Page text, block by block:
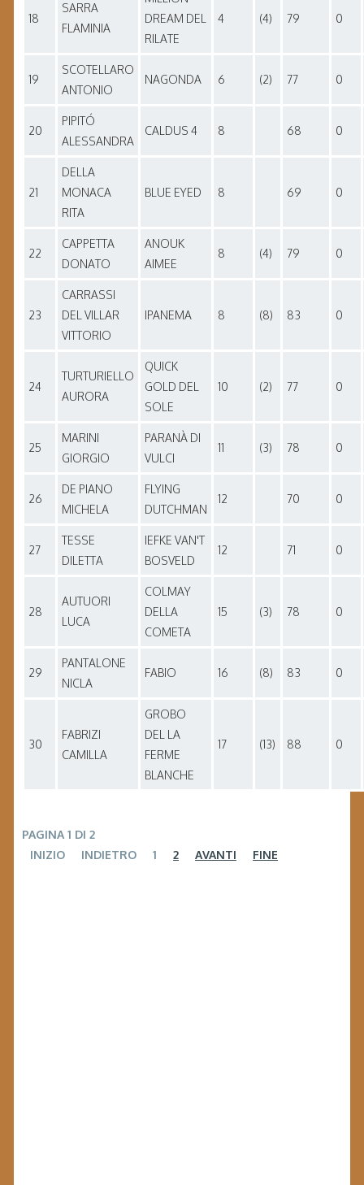
18
SARRA
FLAMINIA
DREAM DEL
RILATE
4 (4) 79 0
19
SCOTELLARO
ANTONIO
NAGONDA 6 (2) 77 0
20
PIPITÓ
ALESSANDRA
CALDUS 4 8 68 0
21
DELLA
MONACA
RITA
BLUE EYED 8 69 0
22
CAPPETTA
DONATO
ANOUK
AIMEE
8 (4) 79 0
23
CARRASSI
DEL VILLAR
VITTORIO
IPANEMA 8 (8) 83 0
24
TURTURIELLO
AURORA
QUICK
GOLD DEL
SOLE
10 (2) 77 0
25
MARINI
GIORGIO
PARANÀ DI
VULCI
11 (3) 78 0
26
DE PIANO
MICHELA
FLYING
DUTCHMAN
12 70 0
27
TESSE
DILETTA
IEFKE VAN'T
BOSVELD
12 71 0
28
AUTUORI
LUCA
COLMAY
DELLA
COMETA
15 (3) 78 0
29
PANTALONE
NICLA
FABIO 16 (8) 83 0
30
FABRIZI
CAMILLA
GROBO
DEL LA
FERME
BLANCHE
17 (13) 88 0
PAGINA 1 DI 2
INIZIO
INDIETRO 1 2 AVANTI FINE